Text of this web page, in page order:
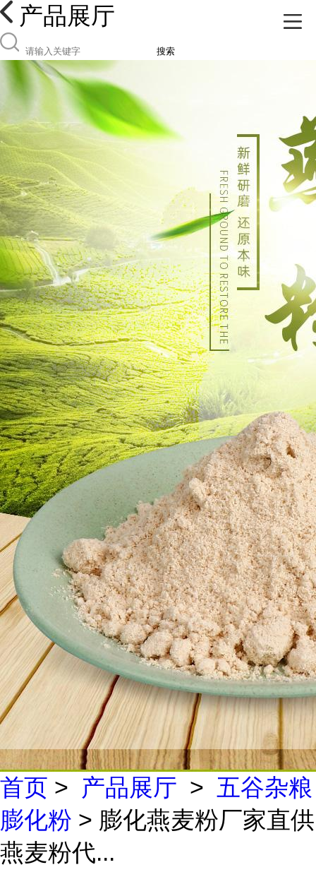
产品展厅
搜索
首页 > 产品展厅 > 五谷杂粮
膨化粉 > 膨化燕麦粉厂家直供
燕麦粉代...